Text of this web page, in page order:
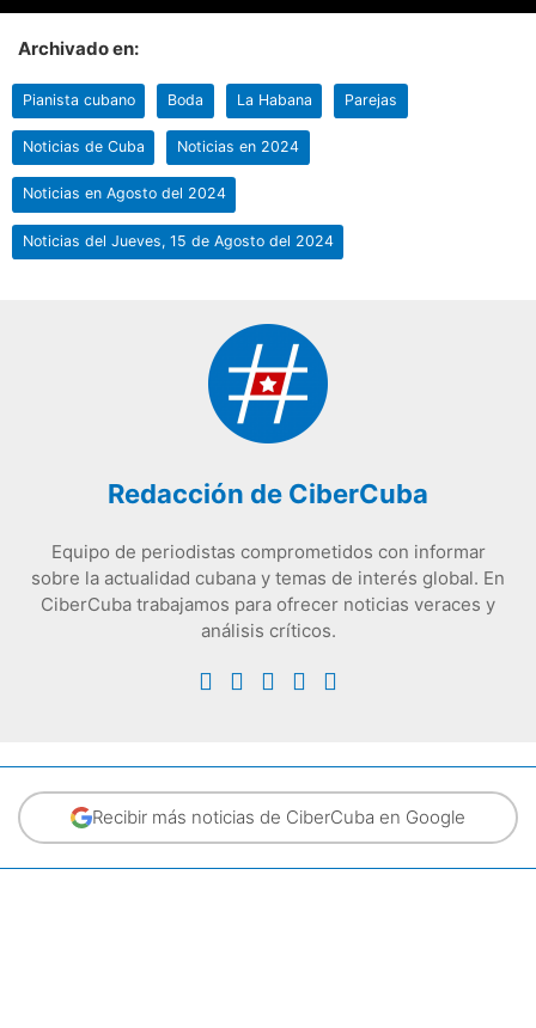
Archivado en:
Pianista cubano Boda La Habana Parejas
Noticias de Cuba Noticias en 2024
Noticias en Agosto del 2024
Noticias del Jueves, 15 de Agosto del 2024
Redacción de CiberCuba
Equipo de periodistas comprometidos con informar
sobre la actualidad cubana y temas de interés global. En
CiberCuba trabajamos para ofrecer noticias veraces y
análisis críticos.
Recibir más noticias de CiberCuba en Google